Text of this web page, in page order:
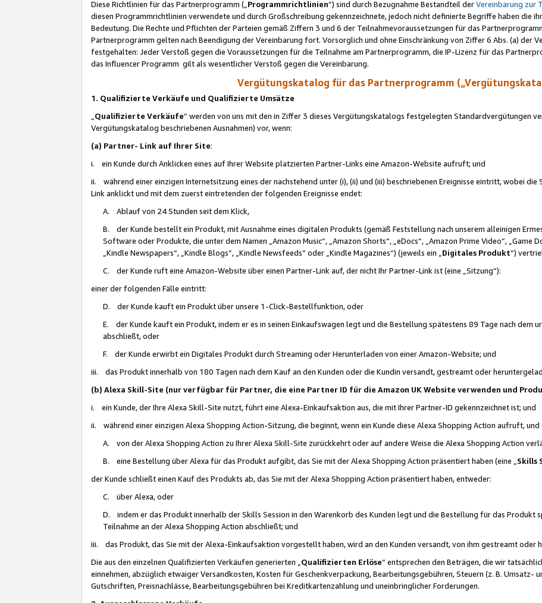
Diese Richtlinien für das Partnerprogramm („Programmrichtlinien“) sind durch Bezugnahme Bestandteil derVereinbarung zur
diesen Programmrichtlinien verwendete und durch Großschreibung gekennzeichnete, jedoch nicht definierte Begriffe haben die
Bedeutung. Die Rechte und Pflichten der Parteien gemäß Ziffern 3 und 6 der Teilnahmevoraussetzungen für das
Partnerprogramm gelten nach Beendigung der Vereinbarung fort. Vorsorglich und ohne Einschränkung von Ziffer 6 Abs. (a) der
festgehalten: Jeder Verstoß gegen die Voraussetzungen für die Teilnahme am Partnerprogramm, die IP-Lizenz für das
das Influencer Programm gilt als wesentlicher Verstoß gegen die Vereinbarung.
Vergütungskatalog für das Partnerprogramm
1. Qualifizierte Verkäufe und Qualifizierte Umsätze
Qualifizierte Verkäufe“ werden von uns mit den in Ziffer 3 dieses Vergütungskatalogs festgelegten Standardvergütungen
Vergütungskatalog beschriebenen Ausnahmen) vor, wenn:
(a) Partner- Link auf Ihrer Site:
i. ein Kunde durch Anklicken eines auf Ihrer Website platzierten Partner-Links eine Amazon-Website aufruft; und
ii. während einer einzigen Internetsitzung eines der nachstehend unter (i), (ii) und (iii) beschriebenen Ereignisse eintritt, wobei
Link anklickt und mit dem zuerst eintretenden der folgenden Ereignisse endet:
A. Ablauf von 24 Stunden seit dem Klick,
B. der Kunde bestellt ein Produkt, mit Ausnahme eines digitalen Produkts (gemäß Feststellung nach unserem alleinigen
Software oder Produkte, die unter dem Namen „Amazon Music“, „Amazon Shorts“, „eDocs“, „Amazon Prime Video“, „Game
„Kindle Newspapers“, „Kindle Blogs“, „Kindle Newsfeeds“ oder „Kindle Magazines“) (jeweils ein „ Digitales Produkt“)
C. der Kunde ruft eine Amazon-Website über einen Partner-Link auf, der nicht Ihr Partner-Link ist (eine „Sitzung“):
einer der folgenden Fälle eintritt:
D. der Kunde kauft ein Produkt über unsere 1-Click-Bestellfunktion, oder
E. der Kunde kauft ein Produkt, indem er es in seinen Einkaufswagen legt und die Bestellung spätestens 89 Tage nach dem
abschließt, oder
F. der Kunde erwirbt ein Digitales Produkt durch Streaming oder Herunterladen von einer Amazon-Website; und
iii. das Produkt innerhalb von 180 Tagen nach dem Kauf an den Kunden oder die Kundin versandt, gestreamt oder
(b) Alexa Skill-Site (nur verfügbar für Partner, die eine Partner ID für die Amazon UK Website verwenden und
i. ein Kunde, der Ihre Alexa Skill-Site nutzt, führt eine Alexa-Einkaufsaktion aus, die mit Ihrer Partner-ID gekennzeichnet ist; und
ii. während einer einzigen Alexa Shopping Action-Sitzung, die beginnt, wenn ein Kunde diese Alexa Shopping Action aufruft, und
A. von der Alexa Shopping Action zu Ihrer Alexa Skill-Site zurückkehrt oder auf andere Weise die Alexa Shopping Action
B. eine Bestellung über Alexa für das Produkt aufgibt, das Sie mit der Alexa Shopping Action präsentiert haben (eine „ Skills
der Kunde schließt einen Kauf des Produkts ab, das Sie mit der Alexa Shopping Action präsentiert haben, entweder:
C. über Alexa, oder
D. indem er das Produkt innerhalb der Skills Session in den Warenkorb des Kunden legt und die Bestellung für das Produkt
Teilnahme an der Alexa Shopping Action abschließt; und
iii. das Produkt, das Sie mit der Alexa-Einkaufsaktion vorgestellt haben, wird an den Kunden versandt, von ihm gestreamt oder
Die aus den einzelnen Qualifizierten Verkäufen generierten „ Qualifizierten Erlöse“ entsprechen den Beträgen, die wir
einnehmen, abzüglich etwaiger Versandkosten, Kosten für Geschenkverpackung, Bearbeitungsgebühren, Steuern (z. B. Umsatz-
Gutschriften, Preisnachlässe, Bearbeitungsgebühren bei Kreditkartenzahlung und uneinbringlicher Forderungen.